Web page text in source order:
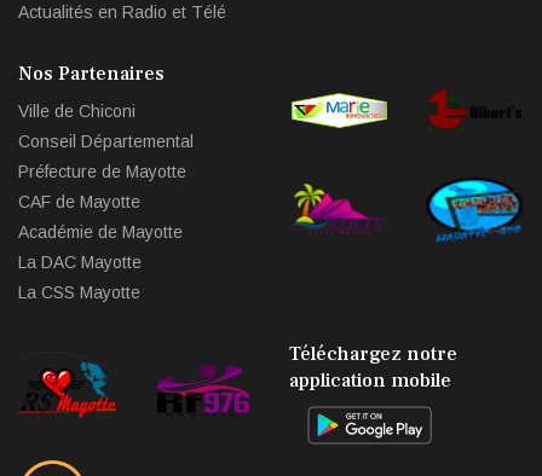
Actualités en Radio et Télé
Nos Partenaires
Ville de Chiconi
Conseil Départemental
Préfecture de Mayotte
CAF de Mayotte
Académie de Mayotte
La DAC Mayotte
La CSS Mayotte
Téléchargez notre
application mobile